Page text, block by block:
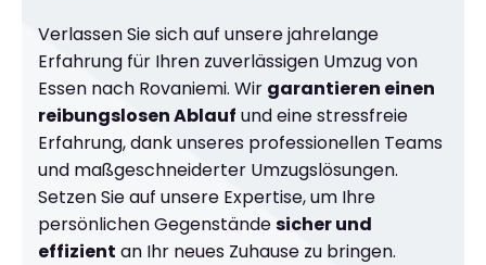
Verlassen Sie sich auf unsere jahrelange
Erfahrung für Ihren zuverlässigen Umzug von
Essen nach Rovaniemi. Wir garantieren einen
reibungslosen Ablauf und eine stressfreie
Erfahrung, dank unseres professionellen Teams
und maßgeschneiderter Umzugslösungen.
Setzen Sie auf unsere Expertise, um Ihre
persönlichen Gegenständesicher und
effizient an Ihr neues Zuhause zu bringen.